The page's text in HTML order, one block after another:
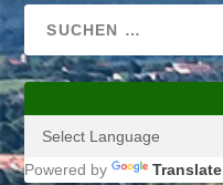
Powered by Translate